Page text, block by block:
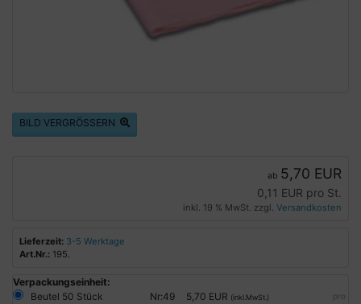
BILD VERGRÖSSERN
ab 5,70 EUR
0,11 EUR pro St.
inkl. 19 % MwSt. zzgl. Versandkosten
Lieferzeit: 3-5 Werktage
Art.Nr.: 195.
Verpackungseinheit:
Beutel 50 Stück
Nr:49 5,70 EUR (inkl.MwSt.) pro